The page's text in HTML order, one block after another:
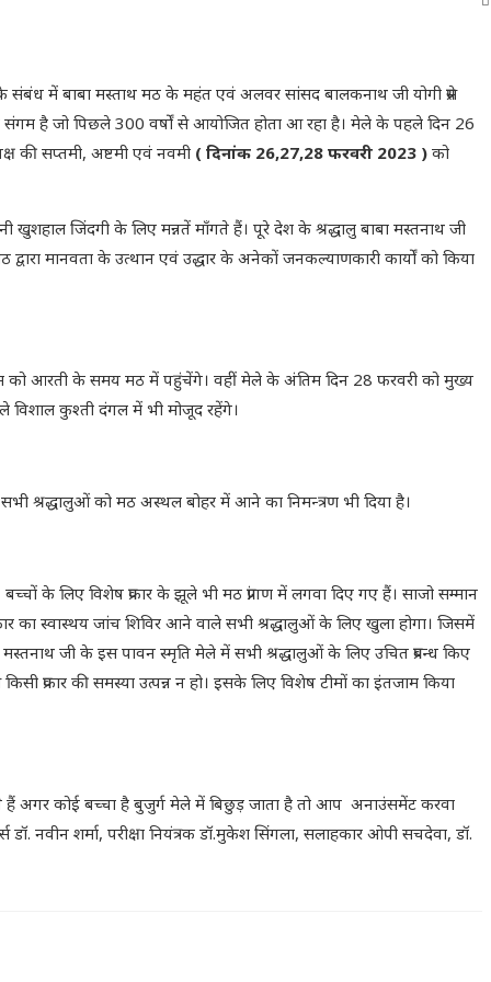
के संबंध में बाबा मस्ताथ मठ के महंत एवं अलवर सांसद बालकनाथ जी योगी प्रेस
है जो पिछले 300 वर्षों से आयोजित होता आ रहा है। मेले के पहले दिन 26
सप्तमी, अष्टमी एवं नवमी ( दिनांक 26,27,28 फरवरी 2023 ) को
खुशहाल जिंदगी के लिए मन्नतें माँगते हैं। पूरे देश के श्रद्धालु बाबा मस्तनाथ जी
मानवता के उत्थान एवं उद्धार के अनेकों जनकल्याणकारी कार्यों को किया
को आरती के समय मठ में पहुंचेंगे। वहीं मेले के अंतिम दिन 28 फरवरी को मुख्य
विशाल कुश्ती दंगल में भी मोजूद रहेंगे।
श्रद्धालुओं को मठ अस्थल बोहर में आने का निमन्त्रण भी दिया है।
के लिए विशेष प्रकार के झूले भी मठ प्रांगण में लगवा दिए गए हैं। साजो सम्मान
का स्वास्थय जांच शिविर आने वाले सभी श्रद्धालुओं के लिए खुला होगा। जिसमें
जी के इस पावन स्मृति मेले में सभी श्रद्धालुओं के लिए उचित प्रबन्ध किए
की समस्या उत्पन्न न हो। इसके लिए विशेष टीमों का इंतजाम किया
अगर कोई बच्चा है बुजुर्ग मेले में बिछुड़ जाता है तो आप अनाउंसमेंट करवा
नवीन शर्मा, परीक्षा नियंत्रक डॉ.मुकेश सिंगला, सलाहकार ओपी सचदेवा, डॉ.